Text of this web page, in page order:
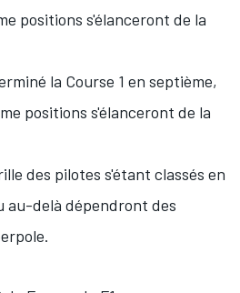
positions s'élanceront de la
la Course 1 en septième,
positions s'élanceront de la
des pilotes s'étant classés en
au-delà dépendront des